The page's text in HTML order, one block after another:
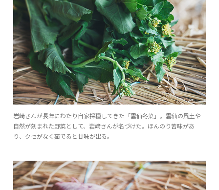
岩﨑さんが長年にわたり自家採種してきた「雲仙冬菜」。雲仙の風土や
自然が刻まれた野菜として、岩﨑さんが名づけた。ほんのり苦味があ
り、クセがなく茹でると甘味が出る。